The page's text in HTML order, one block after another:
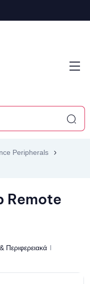
Peripherals
Remote
Περιφερειακά